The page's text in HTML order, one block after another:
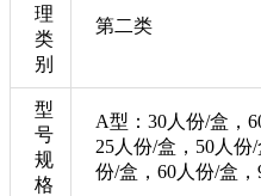
理
类
别
第二类
型
号
规
格
A型：30人份/盒，
25人份/盒，50人份
份/盒，60人份/盒，